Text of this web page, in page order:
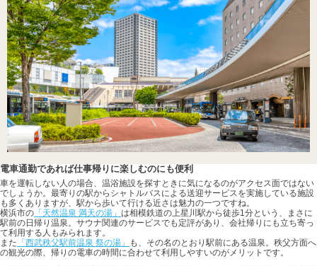
電車通勤であれば仕事帰りに楽しむのにも便利
車を運転しない人の場合、温浴施設を探すときに気になるのがアクセス面ではない
でしょうか。最寄りの駅からシャトルバスによる送迎サービスを実施している施設
も多くありますが、駅から歩いて行ける近さは魅力の一つですね。
横浜市の 「天然温泉 満天の湯」 は相模鉄道の上星川駅から徒歩1分という、まさに
駅前の日帰り温泉。サウナ関連のサービスでも定評があり、会社帰りにも立ち寄っ
て利用する人もみられます。
また 「西武秩父駅前温泉 祭の湯」
も、その名のとおり駅前にある温泉。秩父方面へ
の観光の際、帰りの電車の時間に合わせて利用しやすいのがメリットです。